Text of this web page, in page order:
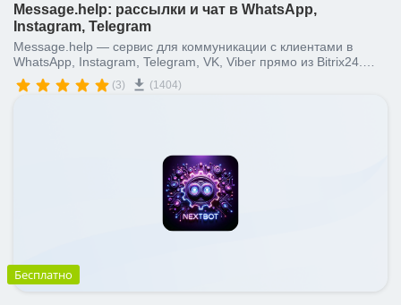
Message.help: рассылки и чат в WhatsApp,
Instagram, Telegram
Message.help — сервис для коммуникации с клиентами в
WhatsApp, Instagram, Telegram, VK, Viber прямо из Bitrix24.
Мессенджер со всеми вашими чатами, автоматические
рассылки и чатбот.
(3) (1404)
Бесплатно